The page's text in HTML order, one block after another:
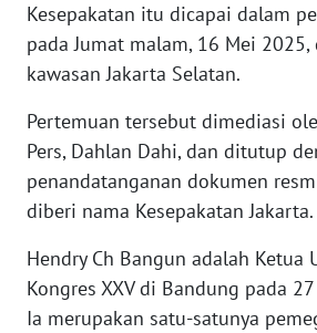
Kesepakatan itu dicapai dalam
pada Jumat malam, 16 Mei
kawasan Jakarta Selatan.
Pertemuan tersebut dimediasi
Pers, Dahlan Dahi, dan ditutup
penandatanganan dokumen
diberi nama Kesepakatan Jakarta.
Hendry Ch Bangun adalah Ketua
Kongres XXV di Bandung pada
Ia merupakan satu-satunya
WN
KEPRI
PAPUA
WN
PAPUA
WN
RIAU